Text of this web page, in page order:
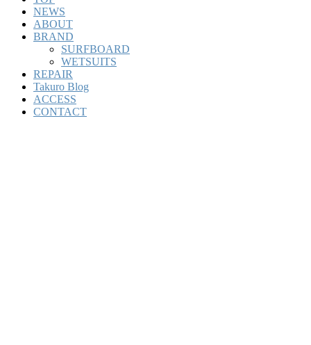
NEWS
ABOUT
BRAND
SURFBOARD
WETSUITS
REPAIR
Takuro Blog
ACCESS
CONTACT